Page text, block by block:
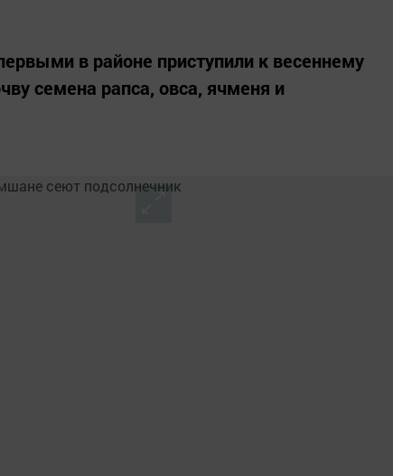
в районе приступили к весеннему
семена рапса, овса, ячменя и